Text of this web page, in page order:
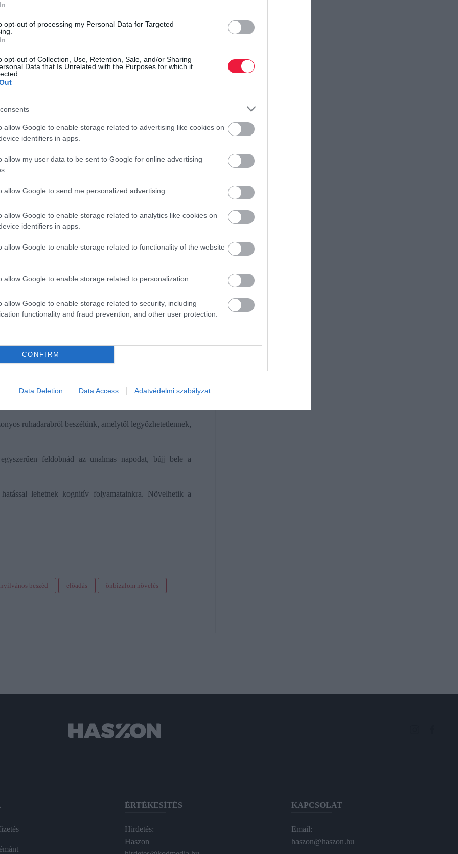
opt-out of processing my Personal Data for Targeted
opt-out of Collection, Use, Retention, Sale, and/or Sharing
Data that Is Unrelated with the Purposes for which it
allow Google to enable storage related to advertising like cookies on
identifiers in apps.
allow my user data to be sent to Google for online advertising
allow Google to send me personalized advertising.
allow Google to enable storage related to analytics like cookies on
identifiers in apps.
allow Google to enable storage related to functionality of the website
allow Google to enable storage related to personalization.
allow Google to enable storage related to security, including
functionality and fraud prevention, and other user protection.
CONFIRM
Data Deletion Data Access Adatvédelmi szabályzat
sugalló szavakat. Cseréld le őket olyanokra, amelyektől
vagyok benne biztos”, a „véleményem szerint” és az
a mondandódat, a felesleges sallangokat pedig
befeszülve, idegesnek érzed magad, próbálj ki egy
az energiád, az összpontosító képességed és a
mit csináltál? Ki volt jelen? Milyen válaszokat,
aminek sajnos gyakori velejárója, hogy másokhoz
amiket látsz, nem mindig tükrözik a valóságot.
képességeidben és abban, hogy jó úton haladsz az
akik csak a tökéletes pillanataikat osztják meg,
érzed magad, vagy valamilyen komoly kihívást
a dolgokról, amelyeket elértél, amelyekre büszke vagy.
ruhadarabról beszélünk, amelytől legyőzhetetlennek,
feldobnád az unalmas napodat, bújj bele a
lehetnek kognitív folyamatainkra. Növelhetik a
nyilvános beszéd előadás önbizalom növelés
ÉRTÉKESÍTÉS
Hirdetés:
Haszon
KAPCSOLAT
Email:
haszon@haszon.hu